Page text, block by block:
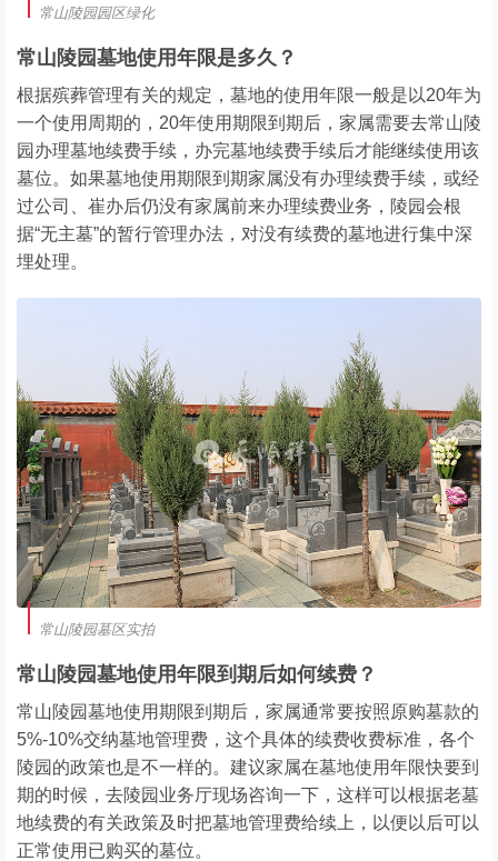
常山陵园园区绿化
常山陵园墓地使用年限是多久？
根据殡葬管理有关的规定，墓地的使用年限一般是以20年为
一个使用周期的，20年使用期限到期后，家属需要去常山陵
园办理墓地续费手续，办完墓地续费手续后才能继续使用该
墓位。如果墓地使用期限到期家属没有办理续费手续，或经
过公司、崔办后仍没有家属前来办理续费业务，陵园会根
据“无主墓”的暂行管理办法，对没有续费的墓地进行集中深
埋处理。
常山陵园墓区实拍
常山陵园墓地使用年限到期后如何续费？
常山陵园墓地使用期限到期后，家属通常要按照原购墓款的
5%-10%交纳墓地管理费，这个具体的续费收费标准，各个
陵园的政策也是不一样的。建议家属在墓地使用年限快要到
期的时候，去陵园业务厅现场咨询一下，这样可以根据老墓
地续费的有关政策及时把墓地管理费给续上，以便以后可以
正常使用已购买的墓位。